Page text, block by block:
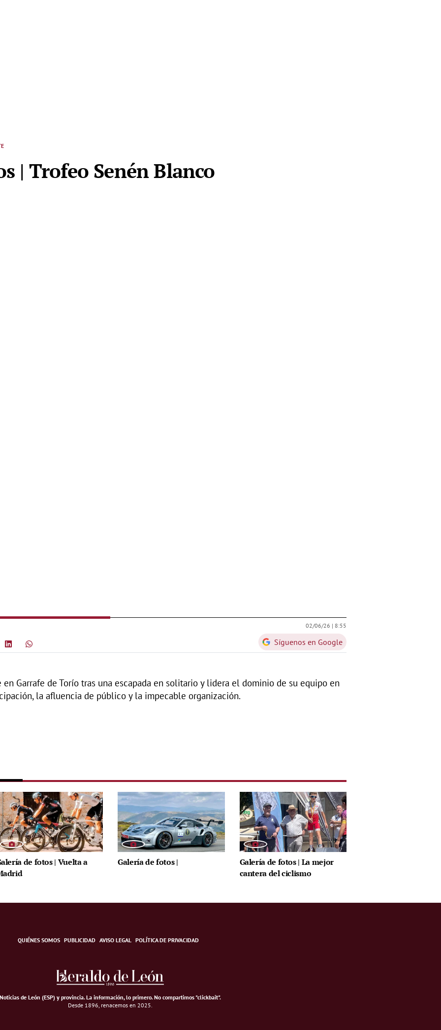
| Trofeo Senén Blanco
02/06/26 | 8:55
Síguenos en Google
Garrafe de Torío tras una escapada en solitario y lidera el dominio de su equipo en
la afluencia de público y la impecable organización.
de fotos | Vuelta a
Galería de fotos |
Galería de fotos | La mejor
cantera del ciclismo
QUIÉNES SOMOS PUBLICIDAD AVISO LEGAL POLÍTICA DE PRIVACIDAD
Noticias de León (ESP) y provincia. La información, lo primero.No compartimos "clickbait".
Desde 1896, renacemos en 2025.